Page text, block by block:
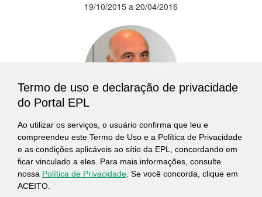
19/10/2015 a 20/04/2016
Hélio Mauro França
Diretor de Gestão
02/10/2012 a 08/10/2015
Termo de uso e declaração de privacidade
do Portal EPL
Ao utilizar os serviços, o usuário confirma que leu e
compreendeu este Termo de Uso e a Política de Privacidade
e as condições aplicáveis ao sítio da EPL, concordando em
ficar vinculado a eles. Para mais informações, consulte
nossa Política de Privacidade . Se você concorda, clique em
ACEITO.